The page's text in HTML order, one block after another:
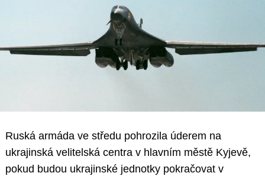
Ruská armáda ve středu pohrozila úderem na
ukrajinská velitelská centra v hlavním městě Kyjevě,
pokud budou ukrajinské jednotky pokračovat v